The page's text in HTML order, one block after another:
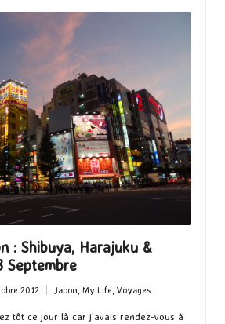
: Shibuya, Harajuku &
Septembre
2012
Posted
Japon My Life Voyages
tôt ce jour là car j'avais rendez-vous à